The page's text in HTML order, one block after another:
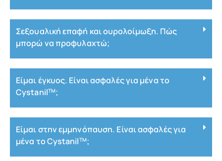
Σεξουαλική επαφή και ουρολοίμωξη. Πώς
μπορώ να προφυλαχτώ;
Είμαι έγκυος. Είναι ασφαλές για μένα το
CystanilTM;
Είμαι στην εμμηνόπαυση. Είναι ασφαλές για
μένα το CystanilTM;